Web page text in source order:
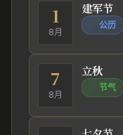
1
8月
建军节
公历
7
8月
立秋
节气